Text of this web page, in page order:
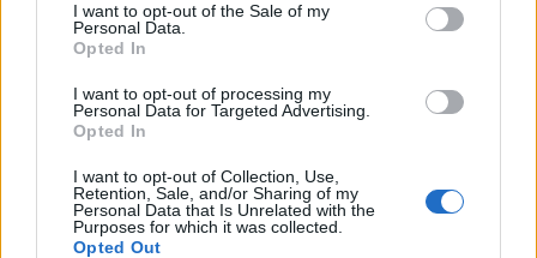
I want to opt-out of the Sale of my
Personal Data.
Opted In
I want to opt-out of processing my
Personal Data for Targeted Advertising.
Opted In
I want to opt-out of Collection, Use,
Retention, Sale, and/or Sharing of my
Personal Data that Is Unrelated with the
Purposes for which it was collected.
Opted Out
εκστρατείας ενημέρωσης που παρουσιάστηκε
σήμερα σε ειδική εκδήλωση και στοχεύει στην
των σημείων πώλησης και όσων εργάζονται σε
αυτά, ώστε κανένα προϊόν καπνού, νικοτίνης και
Παράλληλα, στο πλαίσιο […]
ΠΕΡΙΣΣΌΤΕΡΑ ...